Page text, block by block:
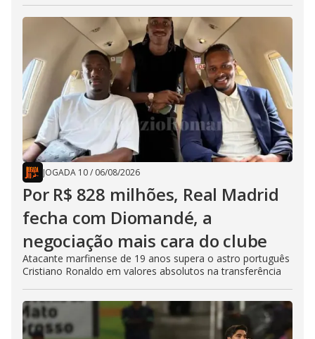
JOGADA 10/ 06/08/2026
Por R$ 828 milhões, Real Madrid
fecha com Diomandé, a
negociação mais cara do clube
Atacante marfinense de 19 anos supera o astro português
Cristiano Ronaldo em valores absolutos na transferência